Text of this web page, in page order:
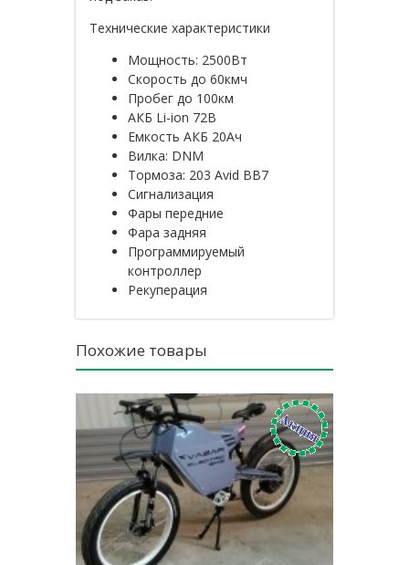
Технические характеристики
Мощность: 2500Вт
Скорость до 60кмч
Пробег до 100км
АКБ Li-ion 72В
Емкость АКБ 20Ач
Вилка: DNM
Тормоза: 203 Avid BB7
Сигнализация
Фары передние
Фара задняя
Программируемый
контроллер
Рекуперация
Похожие товары